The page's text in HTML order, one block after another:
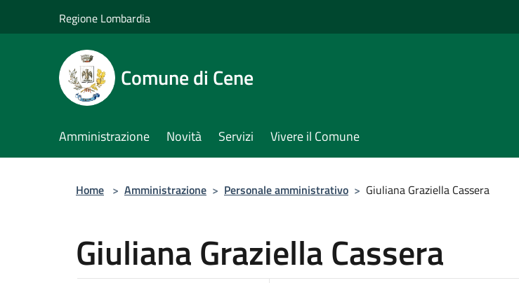
Regione Lombardia
Comune di Cene
Amministrazione Novità Servizi Vivere il Comune
Home > Amministrazione > Personale amministrativo > Giuliana Graziella Cassera
Giuliana Graziella Cassera